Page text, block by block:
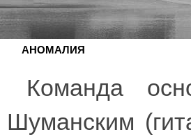
АНОМАЛИЯ
Команда
Шуманским